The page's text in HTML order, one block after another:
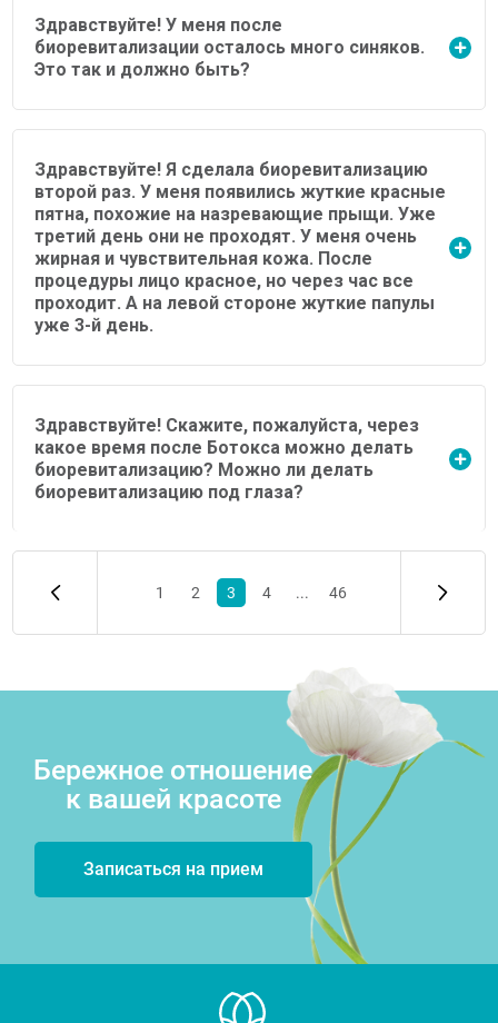
Здравствуйте! У меня после
биоревитализации осталось много синяков.
Это так и должно быть?
Здравствуйте! Я сделала биоревитализацию
второй раз. У меня появились жуткие красные
пятна, похожие на назревающие прыщи. Уже
третий день они не проходят. У меня очень
жирная и чувствительная кожа. После
процедуры лицо красное, но через час все
проходит. А на левой стороне жуткие папулы
уже 3-й день.
Здравствуйте! Скажите, пожалуйста, через
какое время после Ботокса можно делать
биоревитализацию? Можно ли делать
биоревитализацию под глаза?
1 2 3 4 ... 46
Бережное отношение
к вашей красоте
Записаться на прием